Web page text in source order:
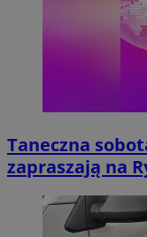
Taneczna
zapraszają na